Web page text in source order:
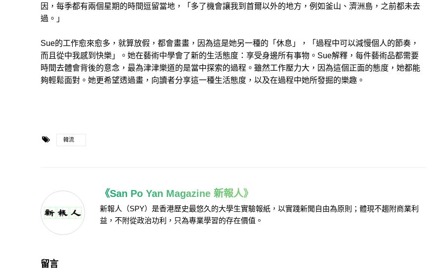
因，每季都有兩個星期的時間逗留當地，「多了機會讓我到首爾以外的地方，例如釜山、濟洲島，之前都未去
過。」
Sue的工作愈來愈多，就算放假，都會畫畫，因為這是她另一種的「休息」，「過程中可以減慢個人的節奏，
而且從中我感到快樂」。她在藝術中學會了新的生活態度：享受身邊所有事物。Sue解釋，每件藝術品都需要
時間去體會背後的意念，最為津津樂道的是當中探索的過程。雖然工作壓力大，因為這個正面的態度，她都能
夠輕鬆面對。她更希望透過畫，向讀者分享這一種生活態度，以及在過程中她所發掘的樂趣。
韓流
《San Po Yan Magazine 新報人》
新報人（SPY）是香港歷史最悠久的大學生實驗報紙，以實踐新聞自由為原則；體現不趨附商業利
益，不附從政治功利，只為專業學習的存在價值。
留言